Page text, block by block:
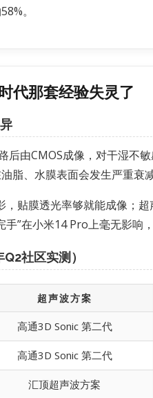
。
代那套经验失灵了
后由CMOS成像，对干湿不
脂、水膜表面会发生严重衰减
，贴膜透光率够就能成像；
手”在小米14 Pro上毫无影
社区实测）
超声波方案
高通3D Sonic 第二代
高通3D Sonic 第二代
汇顶超声波方案